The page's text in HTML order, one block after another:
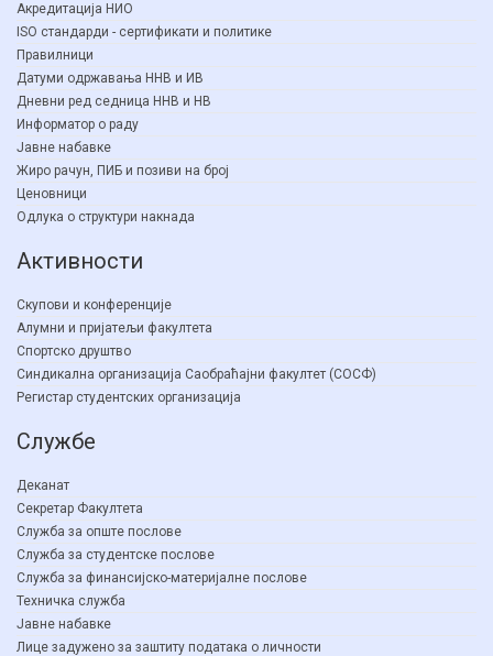
Акредитација НИО
ISO стандарди - сертификати и политике
Правилници
Датуми одржавања ННВ и ИВ
Дневни ред седница ННВ и НВ
Информатор о раду
Јавне набавке
Жиро рачун, ПИБ и позиви на број
Ценовници
Одлука о структури накнада
Активности
Скупови и конференције
Алумни и пријатељи факултета
Спортско друштво
Синдикална организација Саобраћајни факултет (СОСФ)
Регистар студентских организација
Службе
Деканат
Секретар Факултета
Служба за опште послове
Служба за студентске послове
Служба за финансијско-материјалне послове
Техничка служба
Јавне набавке
Лице задужено за заштиту података о личности